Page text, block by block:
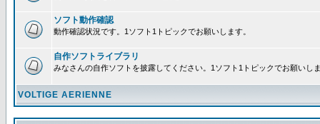
ソフト動作確認
動作確認状況です。1ソフト1トピックでお願いします。
自作ソフトライブラリ
みなさんの自作ソフトを披露してください。1ソフト1トピックでお願いし
VOLTIGE AERIENNE